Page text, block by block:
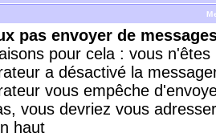
pas envoyer de
pour cela : vous
a désactivé la
vous empêche
vous devriez vous
haut